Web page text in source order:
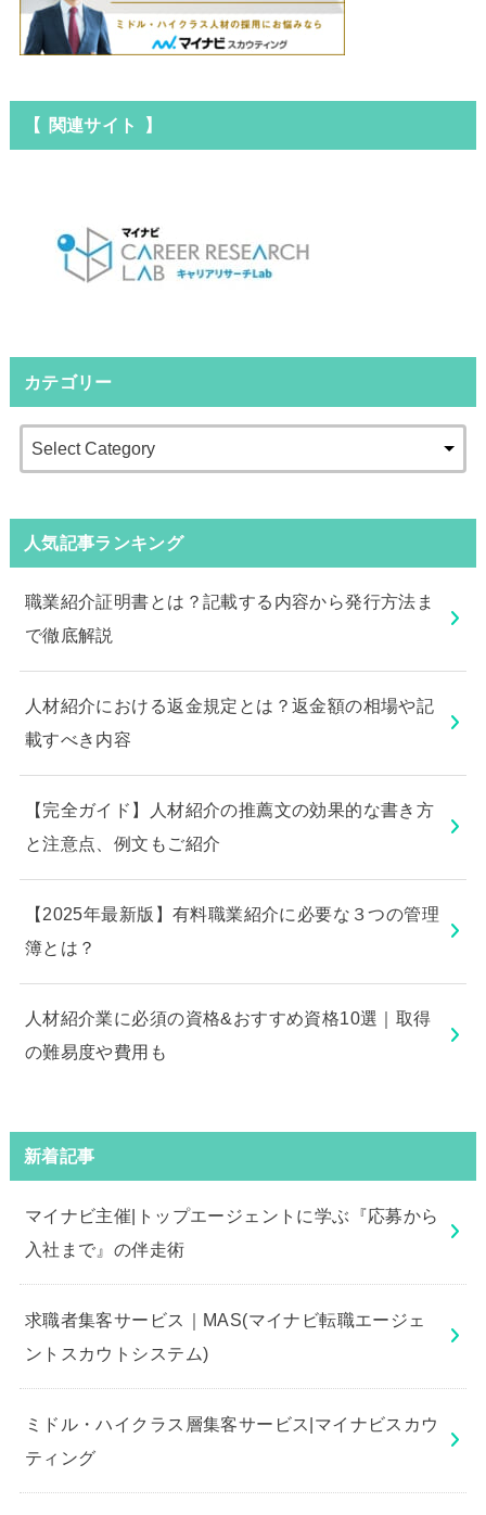
【 関連サイト 】
カテゴリー
人気記事ランキング
職業紹介証明書とは？記載する内容から発行方法ま
で徹底解説
人材紹介における返金規定とは？返金額の相場や記
載すべき内容
【完全ガイド】人材紹介の推薦文の効果的な書き方
と注意点、例文もご紹介
【2025年最新版】有料職業紹介に必要な３つの管理
簿とは？
人材紹介業に必須の資格&おすすめ資格10選｜取得
の難易度や費用も
新着記事
マイナビ主催|トップエージェントに学ぶ『応募から
入社まで』の伴走術
求職者集客サービス｜MAS(マイナビ転職エージェ
ントスカウトシステム)
ミドル・ハイクラス層集客サービス|マイナビスカウ
ティング